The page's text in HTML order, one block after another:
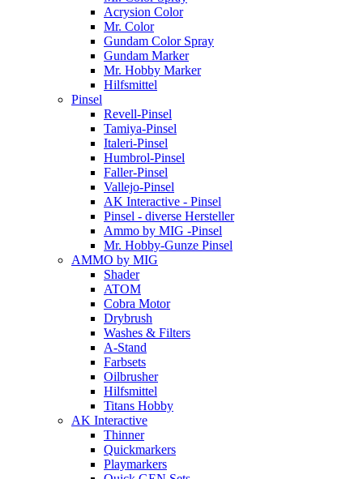
Acrysion Color
Mr. Color
Gundam Color Spray
Gundam Marker
Mr. Hobby Marker
Hilfsmittel
Pinsel
Revell-Pinsel
Tamiya-Pinsel
Italeri-Pinsel
Humbrol-Pinsel
Faller-Pinsel
Vallejo-Pinsel
AK Interactive - Pinsel
Pinsel - diverse Hersteller
Ammo by MIG -Pinsel
Mr. Hobby-Gunze Pinsel
AMMO by MIG
Shader
ATOM
Cobra Motor
Drybrush
Washes & Filters
A-Stand
Farbsets
Oilbrusher
Hilfsmittel
Titans Hobby
AK Interactive
Thinner
Quickmarkers
Playmarkers